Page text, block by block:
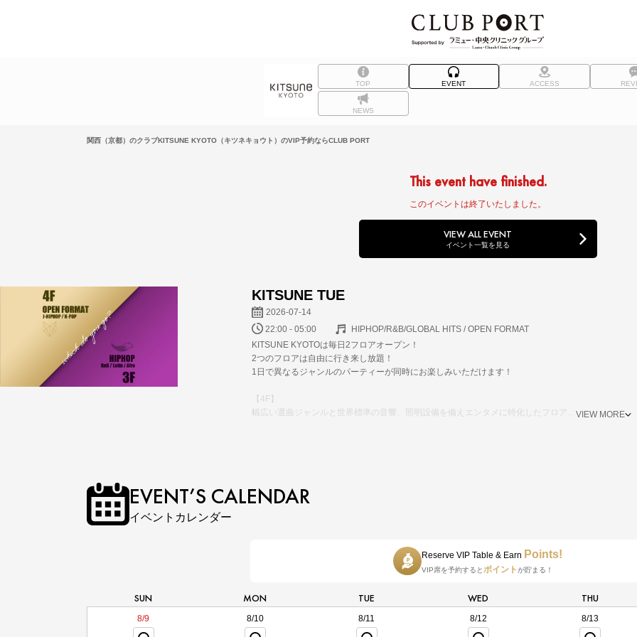
TOP EVENT ACCESS
NEWS
関西（京都）のクラブKITSUNE KYOTO（キツネキョウト）のVIP予約ならCLUB PORT
This event have finished.
このイベントは終了いたしました。
VIEW ALL EVENT
イベント一覧を見る
KITSUNE TUE
2026-07-14
22:00 - 05:00
HIPHOP/R&B/GLOBAL HITS / OPEN FORMAT
KITSUNE KYOTOは毎日2フロアオープン！
2つのフロアは自由に行き来し放題！
1日で異なるジャンルのパーティーが同時にお楽しみいただけます！
【4F】
幅広い選曲ジャンルと世界標準の音響、照明設備を備えエンタメに特化したフロア
VIEW MORE
EVENT’S CALENDAR
イベントカレンダー
Reserve VIP Table & Earn Points!
VIP席を予約すると ポイント が貯まる！
SUN MON TUE WED THU
8/9 8/10 8/11 8/12 8/13